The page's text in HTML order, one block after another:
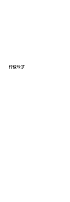
柠檬绿茶